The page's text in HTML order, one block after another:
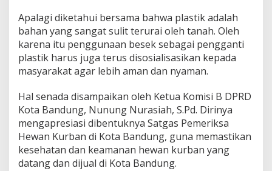
Apalagi diketahui bersama bahwa plastik adalah
bahan yang sangat sulit terurai oleh tanah. Oleh
karena itu penggunaan besek sebagai pengganti
plastik harus juga terus disosialisasikan kepada
masyarakat agar lebih aman dan nyaman.
Hal senada disampaikan oleh Ketua Komisi B DPRD
Kota Bandung, Nunung Nurasiah, S.Pd. Dirinya
mengapresiasi dibentuknya Satgas Pemeriksa
Hewan Kurban di Kota Bandung, guna memastikan
kesehatan dan keamanan hewan kurban yang
datang dan dijual di Kota Bandung.